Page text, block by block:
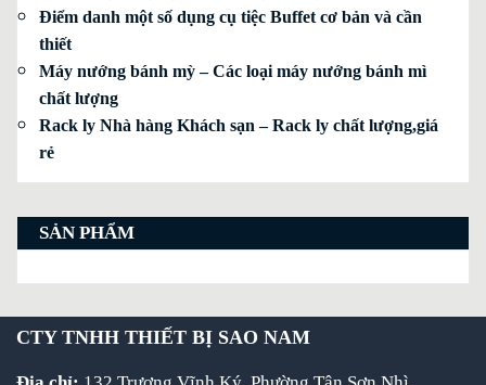
Điểm danh một số dụng cụ tiệc Buffet cơ bản và cần
thiết
Máy nướng bánh mỳ – Các loại máy nướng bánh mì
chất lượng
Rack ly Nhà hàng Khách sạn – Rack ly chất lượng,giá
rẻ
SẢN PHẨM
CTY TNHH THIẾT BỊ SAO NAM